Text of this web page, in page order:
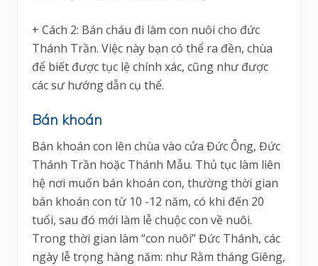
+ Cách 2: Bán cháu đi làm con nuôi cho đức
Thánh Trần. Việc này bạn có thể ra đền, chùa
để biết được tục lệ chính xác, cũng như được
các sư hướng dẫn cụ thể.
Bán khoán
Bán khoán con lên chùa vào cửa Đức Ông, Đức
Thánh Trần hoặc Thánh Mẫu. Thủ tục làm liên
hệ nơi muốn bán khoán con, thường thời gian
bán khoán con từ 10 -12 năm, có khi đến 20
tuổi, sau đó mới làm lễ chuộc con về nuôi.
Trong thời gian làm “con nuôi” Đức Thánh, các
ngày lễ trọng hàng năm: như Rằm tháng Giêng,